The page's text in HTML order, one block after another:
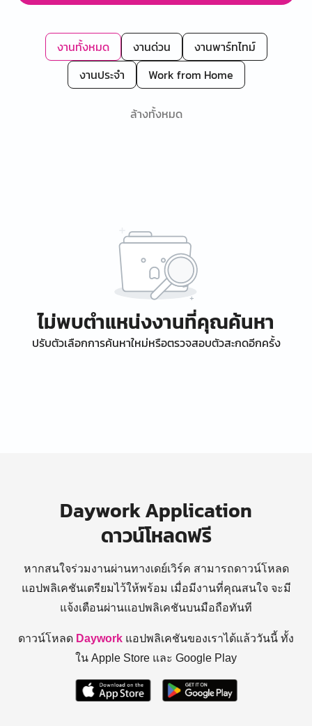
งานทั้งหมด งานด่วน
งานพาร์ทไทม์
งานประจำ
Work from Home
ล้างทั้งหมด
ไม่พบตำแหน่งงานที่คุณค้นหา
ปรับตัวเลือกการค้นหาใหม่หรือตรวจสอบตัวสะกดอีกครั้ง
Daywork Application
ดาวน์โหลดฟรี
หากสนใจร่วมงานผ่านทางเดย์เวิร์ค สามารถดาวน์โหลด
แอปพลิเคชันเตรียมไว้ให้พร้อม เมื่อมีงานที่คุณสนใจ จะมี
แจ้งเตือนผ่านแอปพลิเคชันบนมือถือทันที
ดาวน์โหลด Daywork แอปพลิเคชันของเราได้แล้ววันนี้ ทั้ง
ใน Apple Store และ Google Play